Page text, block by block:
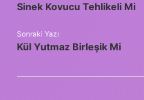
Sinek Kovucu Tehlikeli Mi
Sonraki Yazı
Kül Yutmaz Birleşik Mi